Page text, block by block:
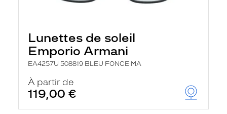
Lunettes de soleil
Emporio Armani
EA4257U 508819 BLEU FONCE MA
À partir de
119,00 €